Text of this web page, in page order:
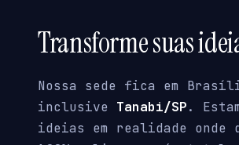
Transforme suas
Nossa sede fica em
inclusive Tanabi/SP.
ideias em realidade onde